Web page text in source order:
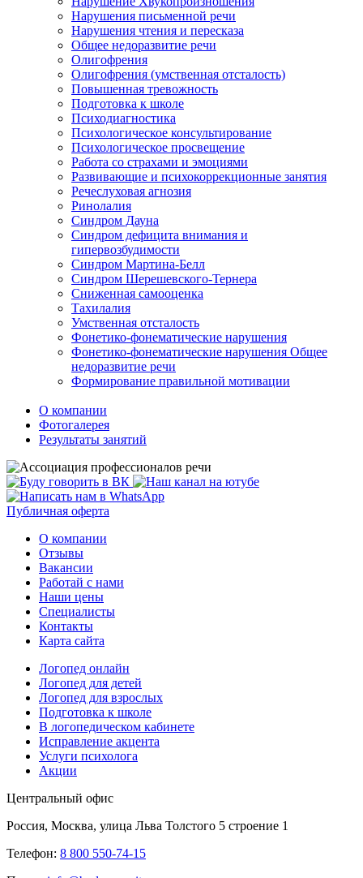
Нарушения письменной речи
Нарушения чтения и пересказа
Общее недоразвитие речи
Олигофрения
Олигофрения (умственная отсталость)
Повышенная тревожность
Подготовка к школе
Психодиагностика
Психологическое консультирование
Психологическое просвещение
Работа со страхами и эмоциями
Развивающие и психокоррекционные занятия
Речеслуховая агнозия
Ринолалия
Синдром Дауна
Синдром дефицита внимания и
гипервозбудимости
Синдром Мартина-Белл
Синдром Шерешевского-Тернера
Сниженная самооценка
Тахилалия
Умственная отсталость
Фонетико-фонематические нарушения
Фонетико-фонематические нарушения Общее
недоразвитие речи
Формирование правильной мотивации
О компании
Фотогалерея
Результаты занятий
Публичная оферта
О компании
Отзывы
Вакансии
Работай с нами
Наши цены
Специалисты
Контакты
Карта сайта
Логопед онлайн
Логопед для детей
Логопед для взрослых
Подготовка к школе
В логопедическом кабинете
Исправление акцента
Услуги психолога
Акции
Центральный офис
Россия, Москва, улица Льва Толстого 5 строение 1
Телефон: 8 800 550-74-15